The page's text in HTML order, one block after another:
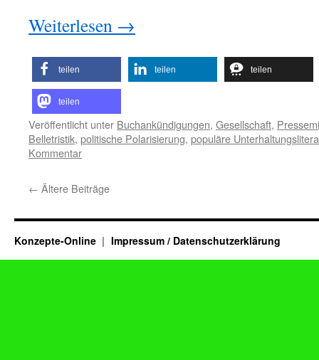
Weiterlesen →
teilen teilen teilen
teilen
Veröffentlicht unter Buchankündigungen, Gesellschaft,
Belletristik, politische Polarisierung, populäre
Kommentar
← Ältere Beiträge
Konzepte-Online Impressum / Datenschutzerklärung